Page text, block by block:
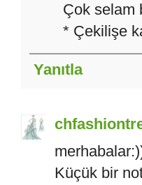
Çok selam
* Çekilişe
Yanıtla
Küçük bir